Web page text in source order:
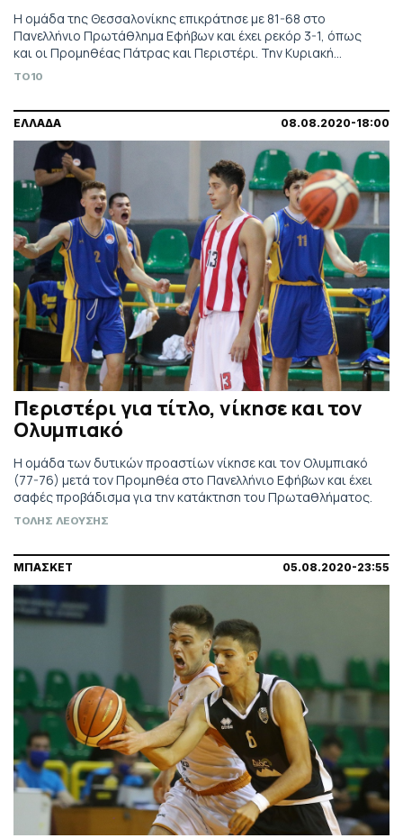
Η ομάδα της Θεσσαλονίκης επικράτησε με 81-68 στο
Πανελλήνιο Πρωτάθλημα Εφήβων και έχει ρεκόρ 3-1, όπως
και οι Προμηθέας Πάτρας και Περιστέρι. Την Κυριακή
(08/08) αγωνίζεται με τον Ολυμπιακό.
TO10
ΕΛΛΑΔΑ 08.08.2020-18:00
Περιστέρι για τίτλο, νίκησε και τον
Ολυμπιακό
Η ομάδα των δυτικών προαστίων νίκησε και τον Ολυμπιακό
(77-76) μετά τον Προμηθέα στο Πανελλήνιο Εφήβων και έχει
σαφές προβάδισμα για την κατάκτηση του Πρωταθλήματος.
ΤΟΛΗΣ ΛΕΟΥΣΗΣ
ΜΠΑΣΚΕΤ 05.08.2020-23:55